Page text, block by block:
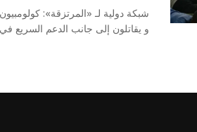
شبكة دولية لـ «المرتزقة»:
و يقاتلون إلى جانب الدعم السريع